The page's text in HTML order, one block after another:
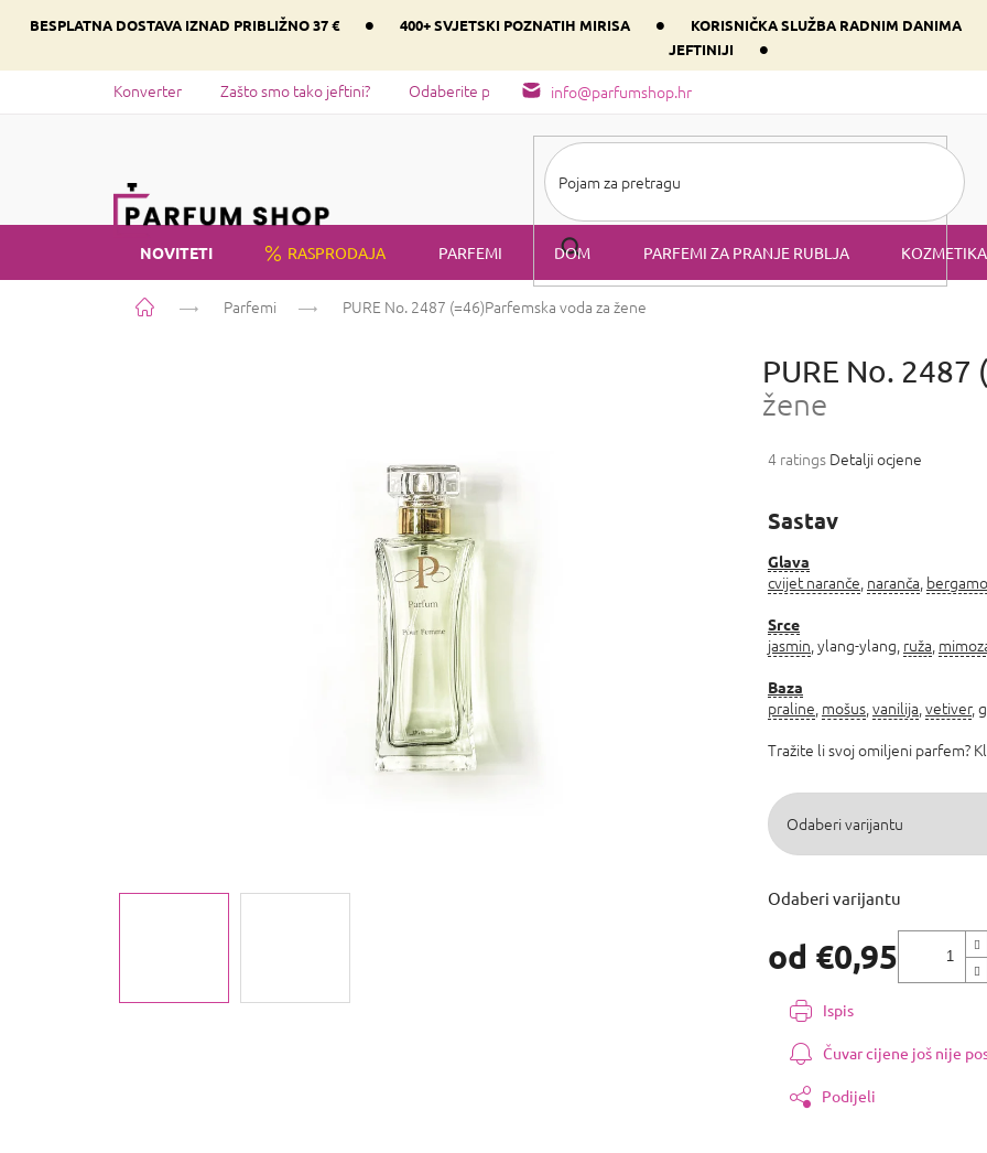
BESPLATNA DOSTAVA IZNAD PRIBLIŽNO 37 € • 400+ SVJETSKI POZNATIH MIRISA • KORISNIČKA SLUŽBA RADNIM DANIMA
JEFTINIJI
•
info@parfumshop.hr
Konverter Zašto smo tako jeftini? Odaberite parfem svog srca prema dominantnoj komponenti
NOVITETI RASPRODAJA PARFEMI DOM PARFEMI ZA PRANJE RUBLJA KOZMETIKA
Početna Parfemi PURE No. 2487 (=46)Parfemska voda za žene
PURE No. 2487
žene
Prosječna
je
od
5
4 ratings Detalji ocjene
od €0,95
cijenu:
Odaberi varijantu
Sastav
Glava
cvijet naranče naranča
Srce
jasmin , ylang-ylang, ruža
Baza
praline mošus vanilija vetiver,
Tražite li svoj omiljeni parfem?
Ispis
Čuvar cijene još nije
Podijeli